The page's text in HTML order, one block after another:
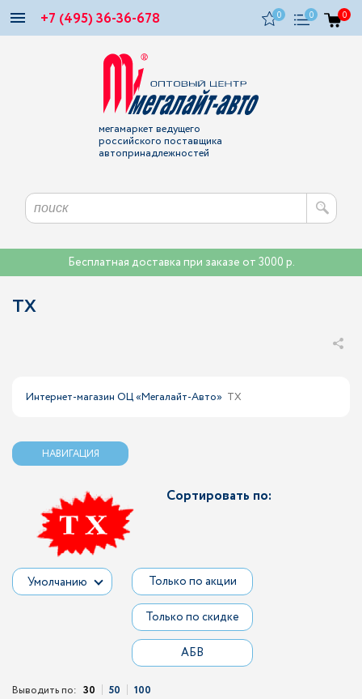
+7 (495) 36-36-678 0 0 0
мегамаркет ведущего
российского поставщика
автопринадлежностей
Бесплатная доставка при заказе от 3000 р.
TX
Интернет-магазин ОЦ «Мегалайт-Авто» TX
НАВИГАЦИЯ
Сортировать по:
Умолчанию Только по акции
Только по скидке
АБВ
Выводить по: 30 50
100